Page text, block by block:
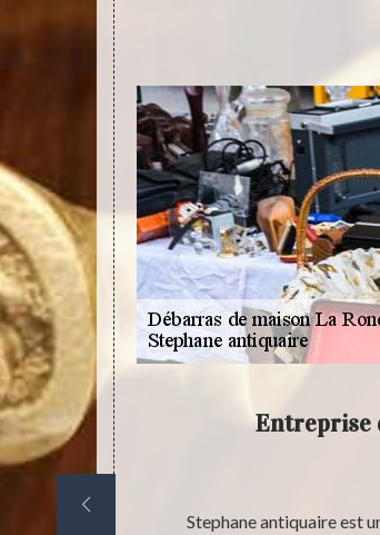
Entreprise
Stephane antiquaire est